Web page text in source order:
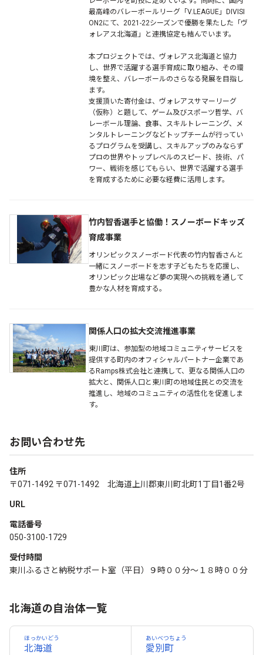
最高峰のバレーボールリーグ「V.LEAGUE」DIVISI
ON2にて、2021-22シーズンで優勝を果たした「ヴ
ォレアス北海道」と連携協定も結んでいます。
本プロジェクトでは、ヴォレアス北海道と協力
し、世界で活躍する選手育成に取り組み、その環
境を整え、バレーボールのさらなる発展を目指し
ます。
支援頂いた寄付金は、ヴォレアスサマーリーグ
（仮称）と題して、ゲーム及びスポーツ哲学、バ
レーボール理論、食事、スキルトレーニング、メ
ンタルトレーニングなどトップチームが行ってい
るプログラムを受講し、スキルアップのみならず
プロの世界やトップレベルのスピード、技術、パ
ワー、戦術を感じてもらい、世界で活躍する選手
を育成するために必要な経費に活用します。
竹内智香選手と協働！スノーボードキッズ
育成事業
オリンピックスノーボード代表の竹内智香さんと
一緒にスノーボードを志す子どもたちを応援し、
オリンピック出場など夢の実現への挑戦を通して
豊かな人材を育成する。
関係人口の拡大交流推進事業
東川町は、参加型の地域コミュニティサービスを
提供する町内のオフィシャルパートナー企業であ
るRamps株式会社と連携して、更なる関係人口の
拡大と、関係人口と東川町の地域住民との交流を
推進し、地域のコミュニティの活性化を促進しま
す。
お問い合わせ先
住所
〒071-1492 〒071-1492 北海道上川郡東川町北町1丁目1番2号
URL
電話番号
050-3100-1729
受付時間
東川ふるさと納税サポート室（平日）９時００分～１８時００分
北海道の自治体一覧
北海道
ほっかいどう
愛別町
あいベつちょう